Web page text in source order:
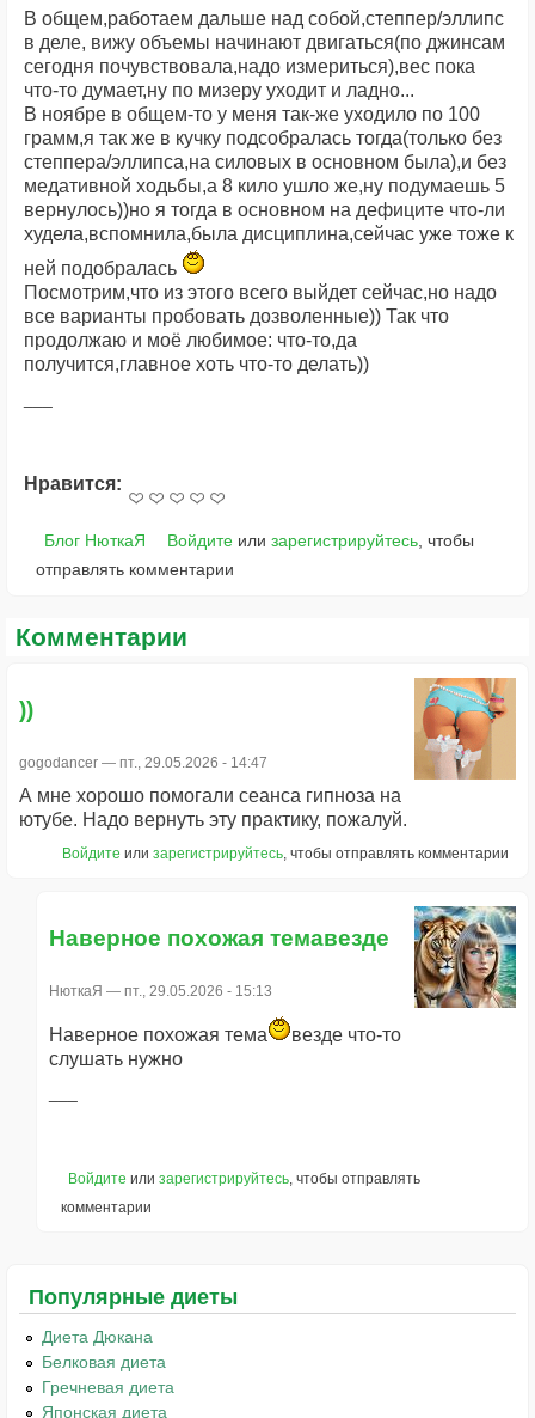
В общем,работаем дальше над собой,степпер/эллипс
в деле, вижу объемы начинают двигаться(по джинсам
сегодня почувствовала,надо измериться),вес пока
что-то думает,ну по мизеру уходит и ладно...
В ноябре в общем-то у меня так-же уходило по 100
грамм,я так же в кучку подсобралась тогда(только без
степпера/эллипса,на силовых в основном была),и без
медативной ходьбы,а 8 кило ушло же,ну подумаешь 5
вернулось))но я тогда в основном на дефиците что-ли
худела,вспомнила,была дисциплина,сейчас уже тоже к
ней подобралась
Посмотрим,что из этого всего выйдет сейчас,но надо
все варианты пробовать дозволенные)) Так что
продолжаю и моё любимое: что-то,да
получится,главное хоть что-то делать))
Нравится:
Блог НюткаЯ Войдитеили зарегистрируйтесь, чтобы
отправлять комментарии
Комментарии
))
gogodancer — пт., 29.05.2026 - 14:47
А мне хорошо помогали сеанса гипноза на
ютубе. Надо вернуть эту практику, пожалуй.
Войдите или зарегистрируйтесь, чтобы отправлять комментарии
Наверное похожая темавезде
НюткаЯ — пт., 29.05.2026 - 15:13
Наверное похожая тема
везде что-то
слушать нужно
Войдите или зарегистрируйтесь, чтобы отправлять
комментарии
Популярные диеты
Диета Дюкана
Белковая диета
Гречневая диета
Японская диета